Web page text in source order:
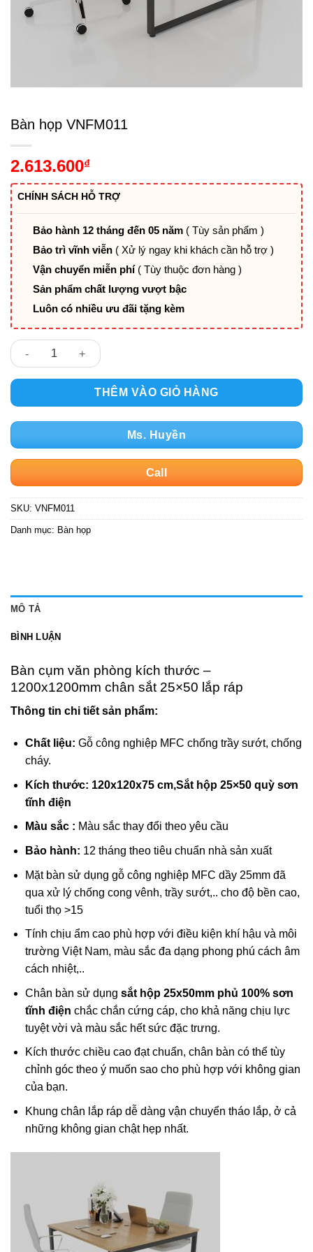
Bàn họp VNFM011
2.613.600₫
CHÍNH SÁCH HỖ TRỢ
Bảo hành 12 tháng đến 05 năm ( Tùy sản phẩm )
Bảo trì vĩnh viễn ( Xử lý ngay khi khách cần hỗ trợ )
Vận chuyển miễn phí ( Tùy thuộc đơn hàng )
Sản phẩm chất lượng vượt bậc
Luôn có nhiều ưu đãi tặng kèm
Bàn họp VNFM011 số lượng
THÊM VÀO GIỎ HÀNG
Ms. Huyền
Call
SKU: VNFM011
Danh mục: Bàn họp
MÔ TẢ
BÌNH LUẬN
Bàn cụm văn phòng kích thước –
1200x1200mm chân sắt 25×50 lắp ráp
Thông tin chi tiết sản phẩm:
Chất liệu: Gỗ công nghiệp MFC chống trầy sướt, chống
cháy.
Kích thước: 120x120x75 cm,Sắt hộp 25×50 quỳ sơn
tĩnh điện
Màu sắc : Màu sắc thay đổi theo yêu cầu
Bảo hành: 12 tháng theo tiêu chuẩn nhà sản xuất
Mặt bàn sử dụng gỗ công nghiệp MFC dầy 25mm đã
qua xử lý chống cong vênh, trầy sướt,.. cho độ bền cao,
tuổi thọ >15
Tính chịu ẩm cao phù hợp với điều kiện khí hậu và môi
trường Việt Nam, màu sắc đa dạng phong phú cách âm
cách nhiệt,..
Chân bàn sử dụng sắt hộp 25x50mm phủ 100% sơn
tĩnh điện chắc chắn cứng cáp, cho khả năng chịu lực
tuyệt vời và màu sắc hết sức đặc trưng.
Kích thước chiều cao đạt chuẩn, chân bàn có thể tùy
chỉnh góc theo ý muốn sao cho phù hợp với không gian
của bạn.
Khung chân lắp ráp dễ dàng vận chuyển tháo lắp, ở cả
những không gian chật hẹp nhất.